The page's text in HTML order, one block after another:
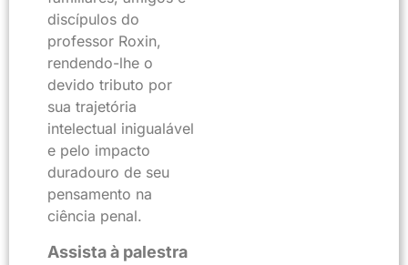
discípulos do
professor Roxin,
rendendo-lhe o
devido tributo por
sua trajetória
intelectual inigualável
e pelo impacto
duradouro de seu
pensamento na
ciência penal.
Assista à palestra